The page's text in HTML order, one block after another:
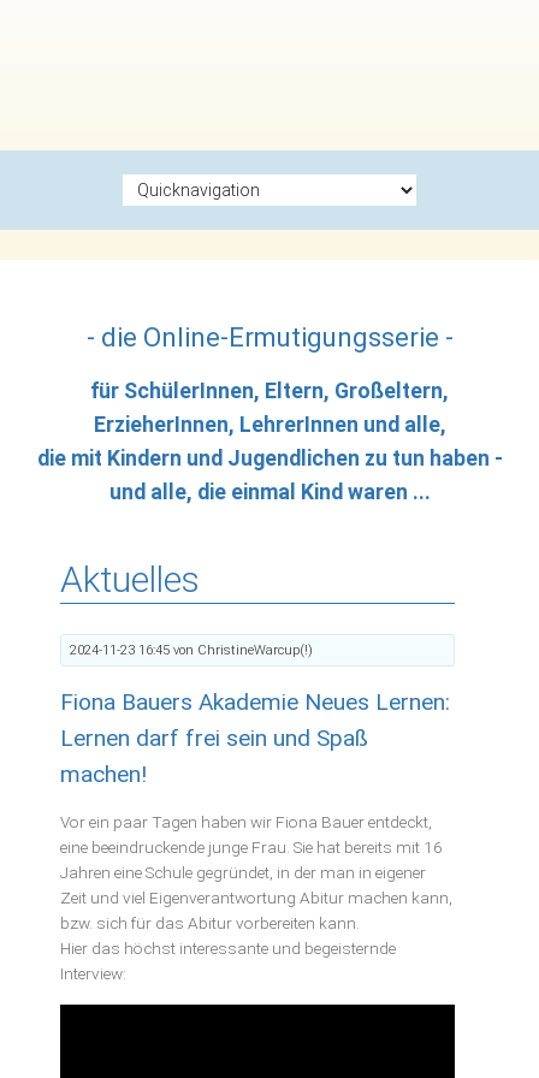
- die Online-Ermutigungsserie -
für SchülerInnen, Eltern, Großeltern,
ErzieherInnen, LehrerInnen und alle,
die mit Kindern und Jugendlichen zu tun haben -
und alle, die einmal Kind waren ...
Aktuelles
2024-11-23 16:45 von ChristineWarcup(!)
Fiona Bauers Akademie Neues Lernen:
Lernen darf frei sein und Spaß
machen!
Vor ein paar Tagen haben wir Fiona Bauer entdeckt,
eine beeindruckende junge Frau. Sie hat bereits mit 16
Jahren eine Schule gegründet, in der man in eigener
Zeit und viel Eigenverantwortung Abitur machen kann,
bzw. sich für das Abitur vorbereiten kann.
Hier das höchst interessante und begeisternde
Interview: